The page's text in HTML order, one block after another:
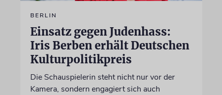
BERLIN
Einsatz gegen Judenhass:
Iris Berben erhält Deutschen
Kulturpolitikpreis
Die Schauspielerin steht nicht nur vor der
Kamera, sondern engagiert sich auch